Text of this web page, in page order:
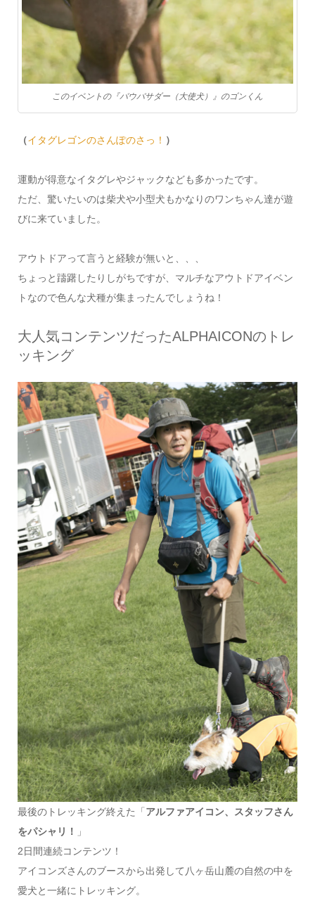
このイベントの『バウバサダー（大使犬）』のゴンくん
（イタグレゴンのさんぽのさっ！ ）
運動が得意なイタグレやジャックなども多かったです。
ただ、驚いたいのは柴犬や小型犬もかなりのワンちゃん達が遊
びに来ていました。
アウトドアって言うと経験が無いと、、、
ちょっと躊躇したりしがちですが、マルチなアウトドアイベン
トなので色んな犬種が集まったんでしょうね！
大人気コンテンツだったALPHAICONのトレ
ッキング
最後のトレッキング終えた「 アルファアイコン、スタッフさん
をパシャリ！
」
2日間連続コンテンツ！
アイコンズさんのブースから出発して八ヶ岳山麓の自然の中を
愛犬と一緒にトレッキング。